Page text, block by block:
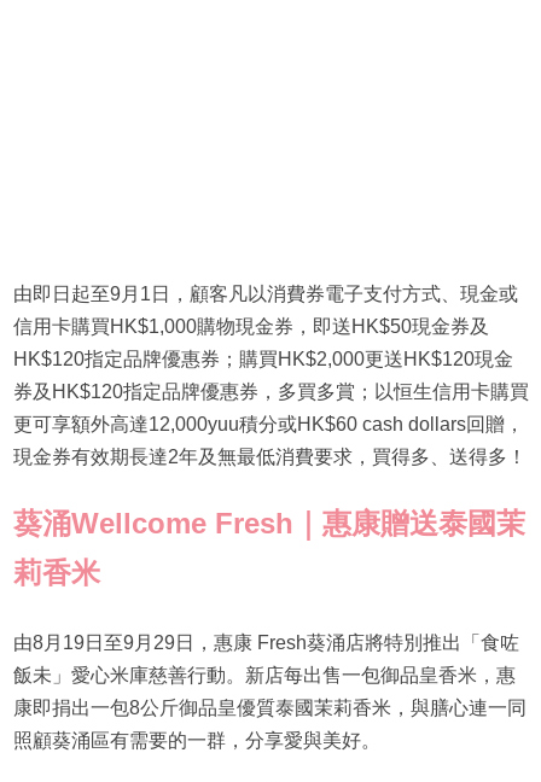
由即日起至9月1日，顧客凡以消費券電子支付方式、現金或
信用卡購買HK$1,000購物現金券，即送HK$50現金券及
HK$120指定品牌優惠券；購買HK$2,000更送HK$120現金
券及HK$120指定品牌優惠券，多買多賞；以恒生信用卡購買
更可享額外高達12,000yuu積分或HK$60 cash dollars回贈，
現金券有效期長達2年及無最低消費要求，買得多、送得多！
葵涌Wellcome Fresh｜惠康贈送泰國茉
莉香米
由8月19日至9月29日，惠康 Fresh葵涌店將特別推出「食咗
飯未」愛心米庫慈善行動。新店每出售一包御品皇香米，惠
康即捐出一包8公斤御品皇優質泰國茉莉香米，與膳心連一同
照顧葵涌區有需要的一群，分享愛與美好。